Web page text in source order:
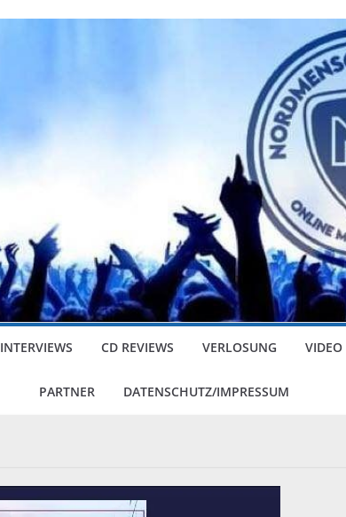
INTERVIEWS CD REVIEWS VERLOSUNG VIDEO
PARTNER DATENSCHUTZ/IMPRESSUM